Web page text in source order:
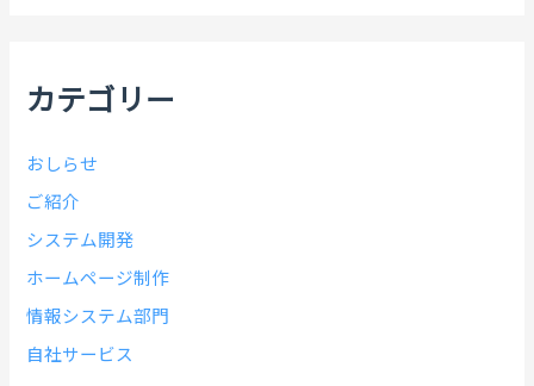
カテゴリー
おしらせ
ご紹介
システム開発
ホームページ制作
情報システム部門
自社サービス